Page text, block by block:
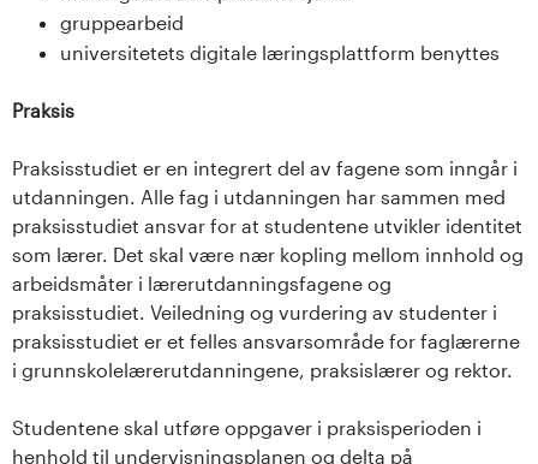
gruppearbeid
universitetets digitale læringsplattform benyttes
Praksis
Praksisstudiet er en integrert del av fagene som inngår i
utdanningen. Alle fag i utdanningen har sammen med
praksisstudiet ansvar for at studentene utvikler identitet
som lærer. Det skal være nær kopling mellom innhold og
arbeidsmåter i lærerutdanningsfagene og
praksisstudiet. Veiledning og vurdering av studenter i
praksisstudiet er et felles ansvarsområde for faglærerne
i grunnskolelærerutdanningene, praksislærer og rektor.
Studentene skal utføre oppgaver i praksisperioden i
henhold til undervisningsplanen og delta på